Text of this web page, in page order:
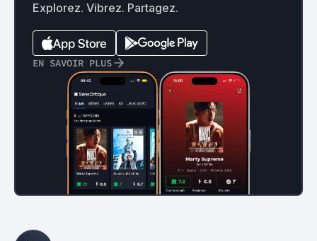
Explorez. Vibrez. Partagez.
EN SAVOIR PLUS